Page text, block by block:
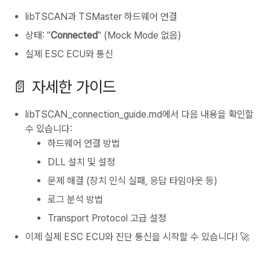
libTSCAN과 TSMaster 하드웨어 연결
상태: "Connected" (Mock Mode 없음)
실제 ESC ECU와 통신
📄 자세한 가이드
libTSCAN_connection_guide.md에서 다음 내용을 확인할
수 있습니다:
하드웨어 연결 방법
DLL 설치 및 설정
문제 해결 (장치 인식 실패, 응답 타임아웃 등)
로그 분석 방법
Transport Protocol 고급 설정
이제 실제 ESC ECU와 진단 통신을 시작할 수 있습니다! 🚀